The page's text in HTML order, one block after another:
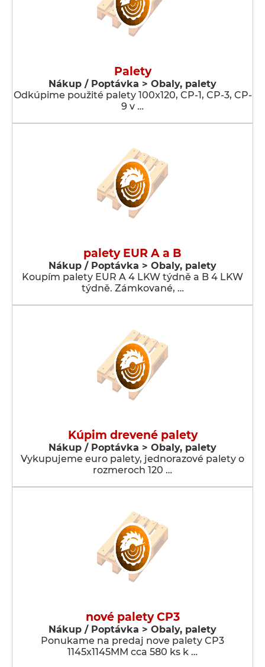
Palety
Nákup / Poptávka > Obaly, palety
Odkúpime použité palety 100x120, CP-1, CP-3, CP-
9 v …
palety EUR A a B
Nákup / Poptávka > Obaly, palety
Koupím palety EUR A 4 LKW týdně a B 4 LKW
týdně. Zámkované, …
Kúpim drevené palety
Nákup / Poptávka > Obaly, palety
Vykupujeme euro palety, jednorazové palety o
rozmeroch 120 …
nové palety CP3
Nákup / Poptávka > Obaly, palety
Ponukame na predaj nove palety CP3
1145x1145MM cca 580 ks k …